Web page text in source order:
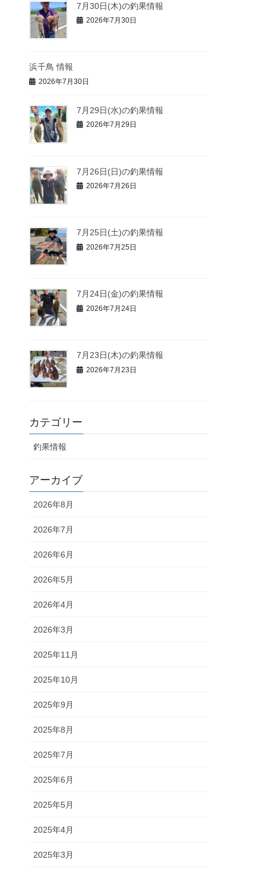
7月30日(木)の釣果情報
2026年7月30日
浜千鳥 情報
2026年7月30日
7月29日(水)の釣果情報
2026年7月29日
7月26日(日)の釣果情報
2026年7月26日
7月25日(土)の釣果情報
2026年7月25日
7月24日(金)の釣果情報
2026年7月24日
7月23日(木)の釣果情報
2026年7月23日
カテゴリー
釣果情報
アーカイブ
2026年8月
2026年7月
2026年6月
2026年5月
2026年4月
2026年3月
2025年11月
2025年10月
2025年9月
2025年8月
2025年7月
2025年6月
2025年5月
2025年4月
2025年3月